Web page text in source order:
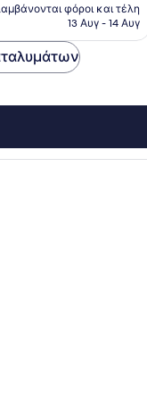
τιμή
είναι
φόροι και τέλη
13 Αυγ - 14 Αυγ